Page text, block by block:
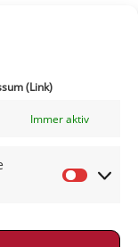
(Link)
Immer aktiv